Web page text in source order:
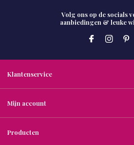
Volg ons op de socials
aanbiedingen & leuke
Klantenservice
Mijn account
Producten